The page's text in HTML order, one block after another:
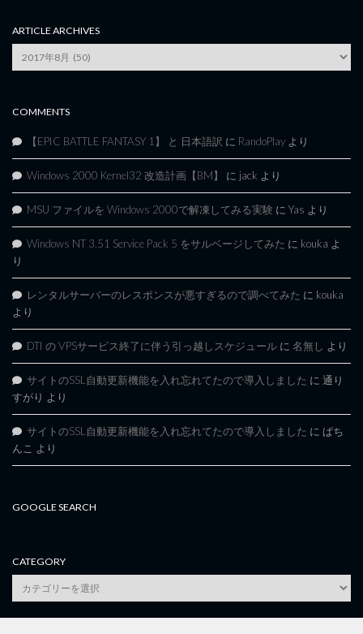
ARTICLE ARCHIVES
Article
Archives
COMMENTS
【EPIC BATTLE FANTASY 1】 と 日本語訳 に RandoPlay より
Windows 2000 Kernel32 改造計画【BM】 に jack より
MSU ファイルを Windows 2000で解凍してみる実験 に Yas より
Windows NT 3.51 Service Pack 5 をサルベージしてみた に kouka よ
り
レンタルサーバーのレスポンスが悪すぎるので調べてみた に kouka
より
DTI の VPSサービス終了に伴う引っ越しスケジュール に 名無し より
サイトのSSL自動更新機能を入れ忘れてたので導入しました に 通り
すがり より
サイトのSSL自動更新機能を入れ忘れてたので導入しました に ぱち
んこ より
GOOGLE SEARCH
CATEGORY
category